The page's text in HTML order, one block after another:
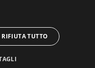
RIFIUTA TUTTO